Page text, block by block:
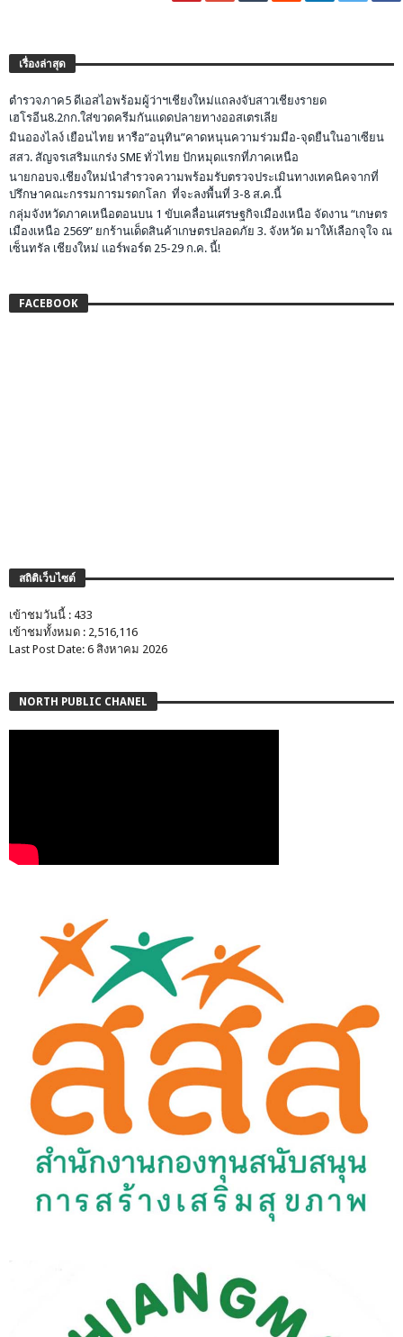
เรื่องล่าสุด
ตำรวจภาค5 ดีเอสไอพร้อมผู้ว่าฯเชียงใหม่แถลงจับสาวเชียงรายด
เฮโรอีน8.2กก.ใส่ขวดครีมกันแดดปลายทางออสเตรเลีย
มินอองไลง์ เยือนไทย หารือ”อนุทิน”คาดหนุนความร่วมมือ-จุดยืนในอาเซียน
สสว. สัญจรเสริมแกร่ง SME ทั่วไทย ปักหมุดแรกที่ภาคเหนือ
นายกอบจ.เชียงใหม่นำสำรวจความพร้อมรับตรวจประเมินทางเทคนิคจากที่
ปรึกษาคณะกรรมการมรดกโลก ที่จะลงพื้นที่ 3-8 ส.ค.นี้
กลุ่มจังหวัดภาคเหนือตอนบน 1 ขับเคลื่อนเศรษฐกิจเมืองเหนือ จัดงาน “เกษตร
เมืองเหนือ 2569” ยกร้านเด็ดสินค้าเกษตรปลอดภัย 3. จังหวัด มาให้เลือกจุใจ ณ
เซ็นทรัล เชียงใหม่ แอร์พอร์ต 25-29 ก.ค. นี้!
FACEBOOK
สถิติเว็บไซต์
เข้าชมวันนี้ : 433
เข้าชมทั้งหมด : 2,516,116
Last Post Date: 6 สิงหาคม 2026
NORTH PUBLIC CHANEL